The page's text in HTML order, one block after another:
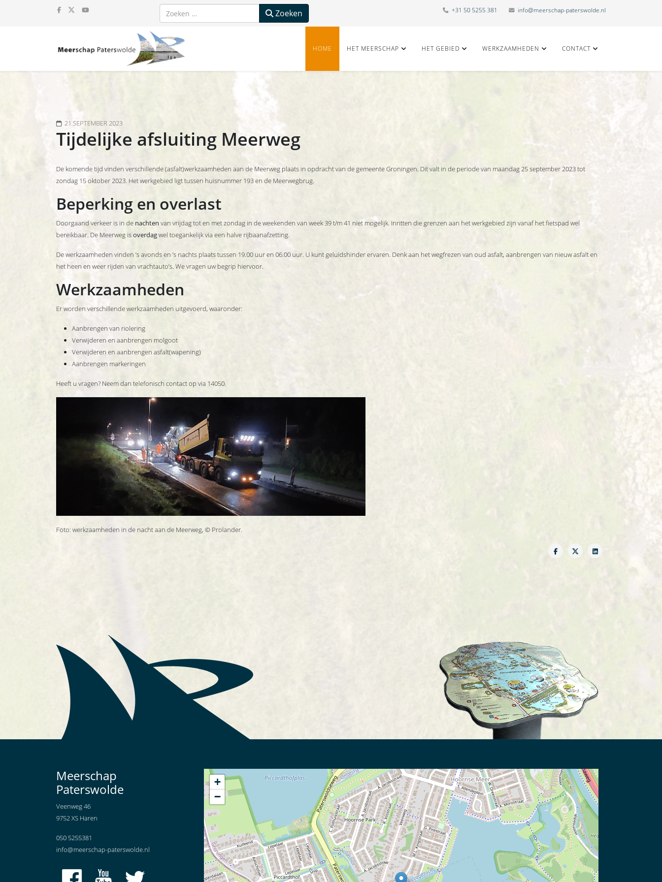
Zoeken Zoeken +31 50 5255 381 info@meerschap-paterswolde.nl
HOME HET MEERSCHAP HET GEBIED WERKZAAMHEDEN CONTACT
21 SEPTEMBER 2023
Tijdelijke afsluiting Meerweg
De komende tijd vinden verschillende (asfalt)werkzaamheden aan de Meerweg plaats in opdracht van de gemeente Groningen. Dit valt in de periode van maandag 25 september 2023 tot
zondag 15 oktober 2023. Het werkgebied ligt tussen huisnummer 193 en de Meerwegbrug.
Beperking en overlast
Doorgaand verkeer is in de nachten van vrijdag tot en met zondag in de weekenden van week 39 t/m 41 niet mogelijk. Inritten die grenzen aan het werkgebied zijn vanaf het fietspad wel
bereikbaar. De Meerweg isoverdagwel toegankelijk via een halve rijbaanafzetting.
De werkzaamheden vinden ’s avonds en ’s nachts plaats tussen 19.00 uur en 06.00 uur. U kunt geluidshinder ervaren. Denk aan het wegfrezen van oud asfalt, aanbrengen van nieuw asfalt en
het heen en weer rijden van vrachtauto’s. We vragen uw begrip hiervoor.
Werkzaamheden
Er worden verschillende werkzaamheden uitgevoerd, waaronder:
Aanbrengen van riolering
Verwijderen en aanbrengen molgoot
Verwijderen en aanbrengen asfalt(wapening)
Aanbrengen markeringen
Heeft u vragen? Neem dan telefonisch contact op via 14050.
Foto: werkzaamheden in de nacht aan de Meerweg, © Prolander.
Meerschap
Paterswolde
Veenweg 46
9752 XS Haren
050 5255381
info@meerschap-paterswolde.nl
+
−